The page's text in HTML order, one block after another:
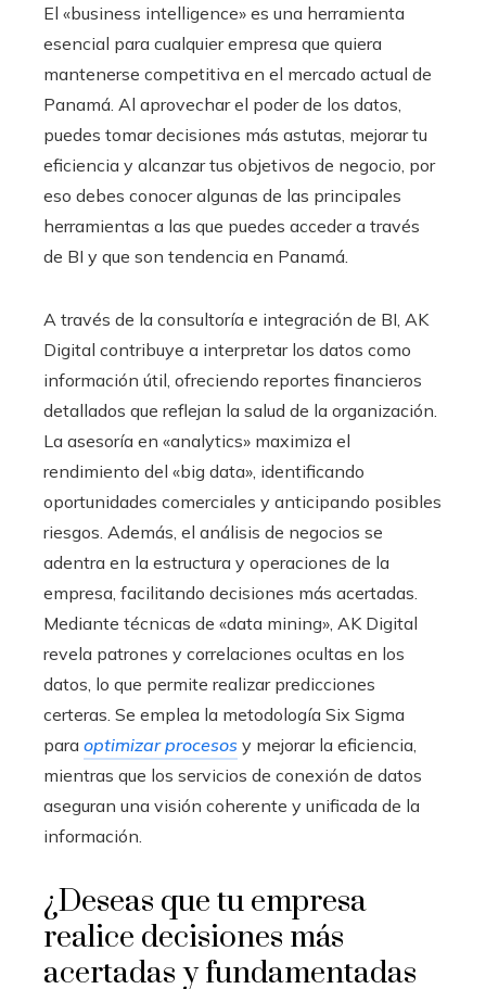
El «business intelligence» es una herramienta
esencial para cualquier empresa que quiera
mantenerse competitiva en el mercado actual de
Panamá. Al aprovechar el poder de los datos,
puedes tomar decisiones más astutas, mejorar tu
eficiencia y alcanzar tus objetivos de negocio, por
eso debes conocer algunas de las principales
herramientas a las que puedes acceder a través
de BI y que son tendencia en Panamá.
A través de la consultoría e integración de BI, AK
Digital contribuye a interpretar los datos como
información útil, ofreciendo reportes financieros
detallados que reflejan la salud de la organización.
La asesoría en «analytics» maximiza el
rendimiento del «big data», identificando
oportunidades comerciales y anticipando posibles
riesgos. Además, el análisis de negocios se
adentra en la estructura y operaciones de la
empresa, facilitando decisiones más acertadas.
Mediante técnicas de «data mining», AK Digital
revela patrones y correlaciones ocultas en los
datos, lo que permite realizar predicciones
certeras. Se emplea la metodología Six Sigma
para optimizar procesos y mejorar la eficiencia,
mientras que los servicios de conexión de datos
aseguran una visión coherente y unificada de la
información.
¿Deseas que tu empresa
realice decisiones más
acertadas y fundamentadas